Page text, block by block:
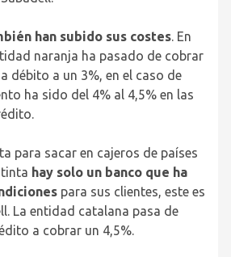
han subido sus costes. En
naranja ha pasado de cobrar
débito a un 3%, en el caso de
ha sido del 4% al 4,5% en las
para sacar en cajeros de países
hay solo un banco que ha
para sus clientes, este es
La entidad catalana pasa de
a cobrar un 4,5%.